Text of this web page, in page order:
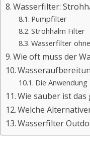
Wasserfilter:
Pumpfilter
Strohhalm Filter
Wasserfilter
Wie oft muss der
Die Anwendung
Wie sauber ist
Welche
Wasserfilter